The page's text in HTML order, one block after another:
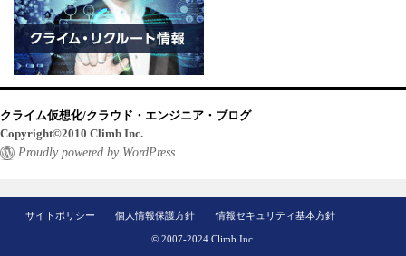
クライム仮想化/クラウド・エンジニア・ブログ
Copyright©2010 Climb Inc.
Proudly powered by WordPress.
サイトポリシー 個人情報保護方針 情報セキュリティ基本方針
© 2007-2024 Climb Inc.